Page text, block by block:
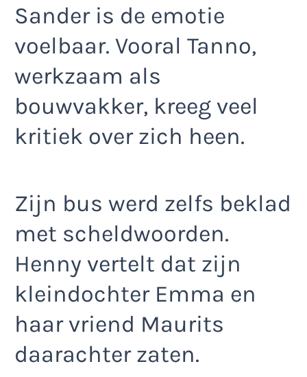
Sander is de emotie
voelbaar. Vooral Tanno,
werkzaam als
bouwvakker, kreeg veel
kritiek over zich heen.
Zijn bus werd zelfs beklad
met scheldwoorden.
Henny vertelt dat zijn
kleindochter Emma en
haar vriend Maurits
daarachter zaten.